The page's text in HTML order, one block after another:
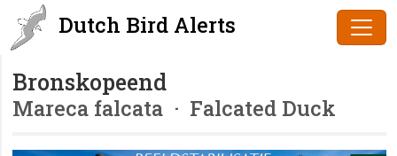
Dutch Bird Alerts
Bronskopeend
Mareca falcata · Falcated Duck